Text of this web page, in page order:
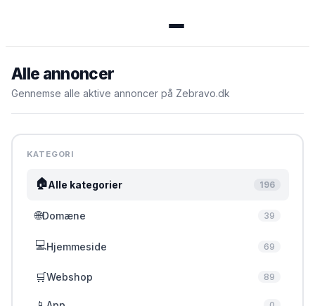
➕ Opret annonce
Alle annoncer
Gennemse alle aktive annoncer på Zebravo.dk
KATEGORI
🏠Alle kategorier 196
🌐Domæne 39
💻Hjemmeside 69
🛒Webshop 89